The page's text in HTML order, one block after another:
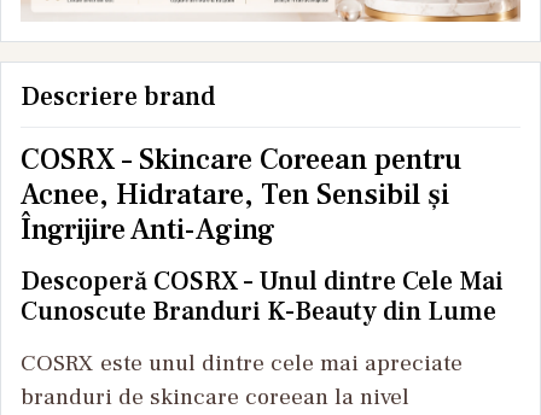
Descriere brand
COSRX – Skincare Coreean pentru
Acnee, Hidratare, Ten Sensibil și
Îngrijire Anti-Aging
Descoperă COSRX – Unul dintre Cele Mai
Cunoscute Branduri K-Beauty din Lume
COSRX este unul dintre cele mai apreciate
branduri de skincare coreean la nivel